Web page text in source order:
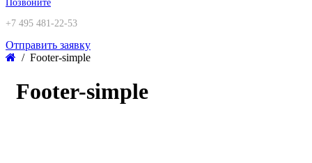
Позвоните
+7 495 481-22-53
Отправить заявку
Footer-simple
Footer-simple